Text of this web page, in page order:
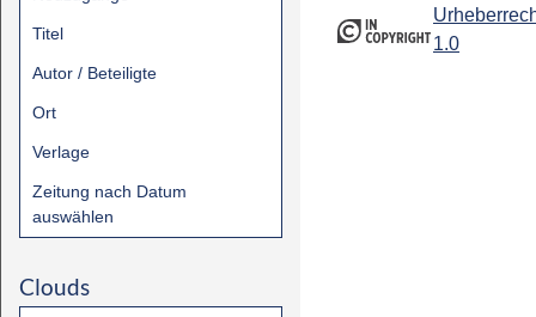
Titel
Autor / Beteiligte
Ort
Verlage
Zeitung nach Datum
auswählen
Clouds
1.0